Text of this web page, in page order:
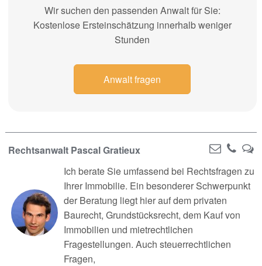
Wir suchen den passenden Anwalt für Sie:
Kostenlose Ersteinschätzung innerhalb weniger
Stunden
Anwalt fragen
Rechtsanwalt Pascal Gratieux
Ich berate Sie umfassend bei Rechtsfragen zu
Ihrer Immobilie. Ein besonderer Schwerpunkt
der Beratung liegt hier auf dem privaten
Baurecht, Grundstücksrecht, dem Kauf von
Immobilien und mietrechtlichen
Fragestellungen. Auch steuerrechtlichen
Fragen,